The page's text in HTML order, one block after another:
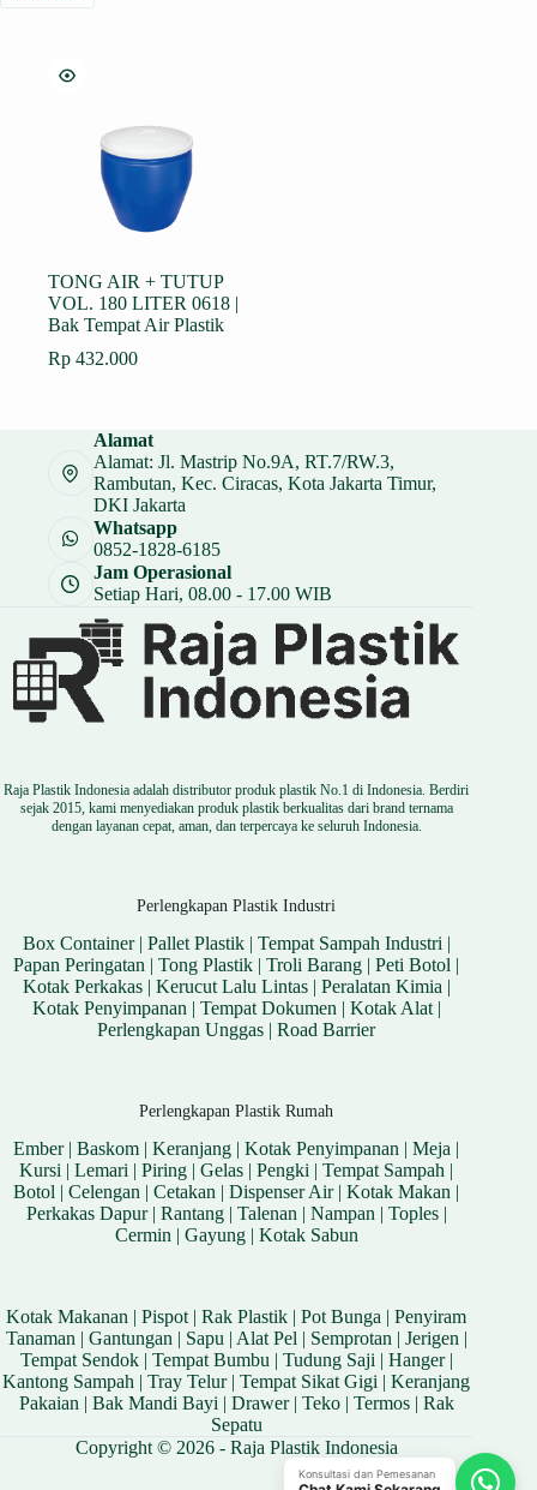
TONG AIR + TUTUP
VOL. 180 LITER 0618 |
Bak Tempat Air Plastik
Rp 432.000
Alamat
Alamat: Jl. Mastrip No.9A, RT.7/RW.3,
Rambutan, Kec. Ciracas, Kota Jakarta Timur,
DKI Jakarta
Whatsapp
0852-1828-6185
Jam Operasional
Setiap Hari, 08.00 - 17.00 WIB
Raja Plastik Indonesia adalah distributor produk plastik No.1 di Indonesia. Berdiri
sejak 2015, kami menyediakan produk plastik berkualitas dari brand ternama
dengan layanan cepat, aman, dan terpercaya ke seluruh Indonesia.
Perlengkapan Plastik Industri
Box Container| Pallet Plastik| Tempat Sampah Industri |
Papan Peringatan |Tong Plastik |Troli Barang |Peti Botol |
Kotak Perkakas| Kerucut Lalu Lintas| Peralatan Kimia |
Kotak Penyimpanan | Tempat Dokumen | Kotak Alat|
Perlengkapan Unggas |Road Barrier
Perlengkapan Plastik Rumah
Ember|Baskom |Keranjang |Kotak Penyimpanan |Meja |
Kursi |Lemari |Piring |Gelas |Pengki |Tempat Sampah |
Botol |Celengan |Cetakan |Dispenser Air|Kotak Makan |
Perkakas Dapur| Rantang| Talenan| Nampan| Toples|
Cermin| Gayung| Kotak Sabun
Kotak Makanan |Pispot|Rak Plastik |Pot Bunga |Penyiram
Tanaman| Gantungan| Sapu| Alat Pel| Semprotan| Jerigen|
Tempat Sendok| Tempat Bumbu| Tudung Saji| Hanger|
Kantong Sampah |Tray Telur|Tempat Sikat Gigi |Keranjang
Pakaian| Bak Mandi Bayi| Drawer| Teko| Termos| Rak
Sepatu
Copyright © 2026 - Raja Plastik Indonesia
Konsultasi dan Pemesanan